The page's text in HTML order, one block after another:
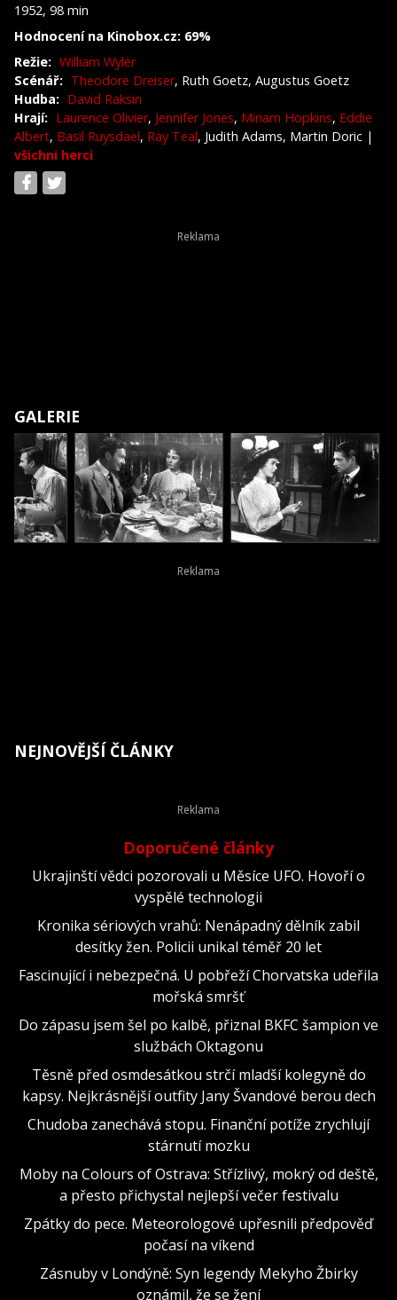
1952, 98 min
Hodnocení na Kinobox.cz: 69%
Režie: William Wyler
Scénář: Theodore Dreiser, Ruth Goetz, Augustus Goetz
Hudba: David Raksin
Hrají: Laurence Olivier, Jennifer Jones, Miriam Hopkins, Eddie
Albert, Basil Ruysdael, Ray Teal, Judith Adams, Martin Doric |
všichni herci
GALERIE
NEJNOVĚJŠÍ ČLÁNKY
Doporučené články
Ukrajinští vědci pozorovali u Měsíce UFO. Hovoří o
vyspělé technologii
Kronika sériových vrahů: Nenápadný dělník zabil
desítky žen. Policii unikal téměř 20 let
Fascinující i nebezpečná. U pobřeží Chorvatska udeřila
mořská smršť
Do zápasu jsem šel po kalbě, přiznal BKFC šampion ve
službách Oktagonu
Těsně před osmdesátkou strčí mladší kolegyně do
kapsy. Nejkrásnější outfity Jany Švandové berou dech
Chudoba zanechává stopu. Finanční potíže zrychlují
stárnutí mozku
Moby na Colours of Ostrava: Střízlivý, mokrý od deště,
a přesto přichystal nejlepší večer festivalu
Zpátky do pece. Meteorologové upřesnili předpověď
počasí na víkend
Zásnuby v Londýně: Syn legendy Mekyho Žbirky
oznámil, že se žení